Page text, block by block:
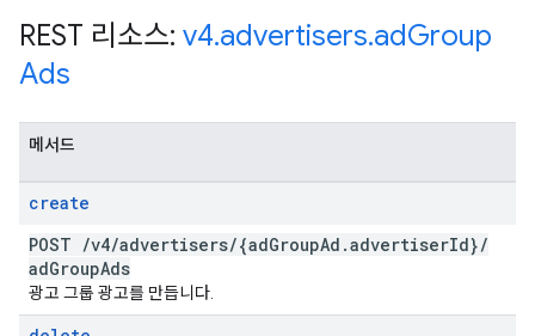
REST 리소스: v4.advertisers.adGroup
Ads
메서드
create
POST /v4/advertisers/{adGroupAd .advertiserId}/
adGroupAds
광고 그룹 광고를 만듭니다.